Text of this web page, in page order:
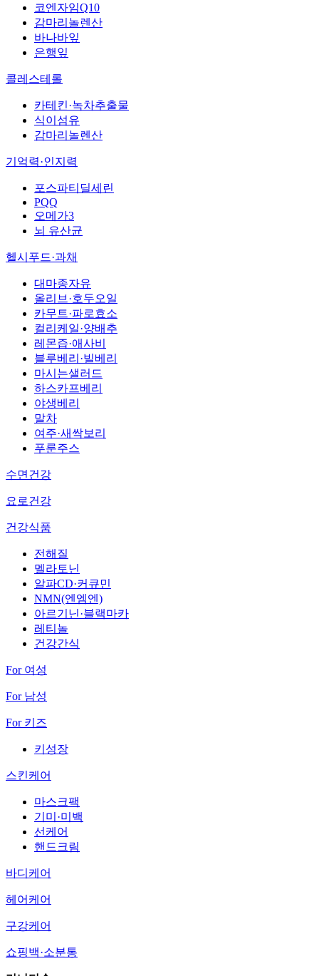
코엔자임Q10
감마리놀렌산
바나바잎
은행잎
콜레스테롤
카테킨·녹차추출물
식이섬유
감마리놀렌산
기억력·인지력
포스파티딜세린
PQQ
오메가3
뇌 유산균
헬시푸드·과채
대마종자유
올리브·호두오일
카무트·파로효소
컬리케일·양배추
레몬즙·애사비
블루베리·빌베리
마시는샐러드
하스카프베리
야생베리
말차
여주·새싹보리
푸룬주스
수면건강
요로건강
건강식품
전해질
멜라토닌
알파CD·커큐민
NMN(엔엠엔)
아르기닌·블랙마카
레티놀
건강간식
For 여성
For 남성
For 키즈
키성장
스킨케어
마스크팩
기미·미백
선케어
핸드크림
바디케어
헤어케어
구강케어
쇼핑백·소분통